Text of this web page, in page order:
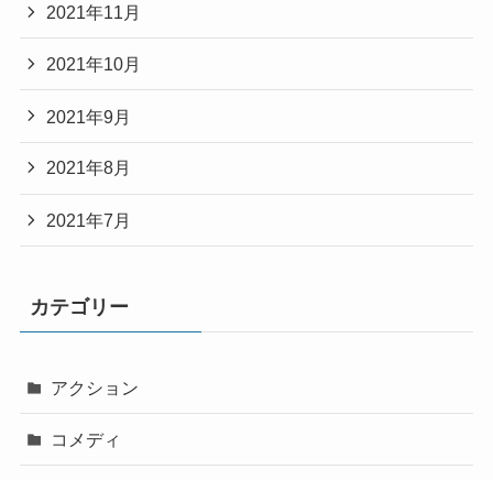
2021年11月
2021年10月
2021年9月
2021年8月
2021年7月
カテゴリー
アクション
コメディ